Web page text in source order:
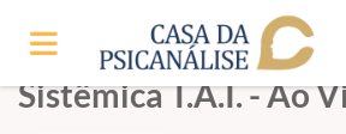
Formação
Sistêmica T.A.I. - Ao